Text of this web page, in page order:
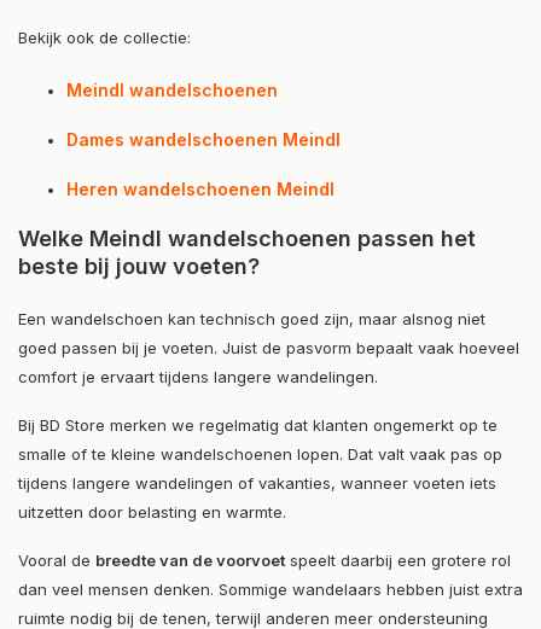
Bekijk ook de collectie:
Meindl wandelschoenen
Dames wandelschoenen Meindl
Heren wandelschoenen Meindl
Welke Meindl wandelschoenen passen het
beste bij jouw voeten?
Een wandelschoen kan technisch goed zijn, maar alsnog niet
goed passen bij je voeten. Juist de pasvorm bepaalt vaak hoeveel
comfort je ervaart tijdens langere wandelingen.
Bij BD Store merken we regelmatig dat klanten ongemerkt op te
smalle of te kleine wandelschoenen lopen. Dat valt vaak pas op
tijdens langere wandelingen of vakanties, wanneer voeten iets
uitzetten door belasting en warmte.
Vooral de breedte van de voorvoet speelt daarbij een grotere rol
dan veel mensen denken. Sommige wandelaars hebben juist extra
ruimte nodig bij de tenen, terwijl anderen meer ondersteuning